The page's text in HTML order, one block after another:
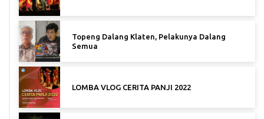
Topeng Dalang Klaten, Pelakunya Dalang
Semua
LOMBA VLOG CERITA PANJI 2022